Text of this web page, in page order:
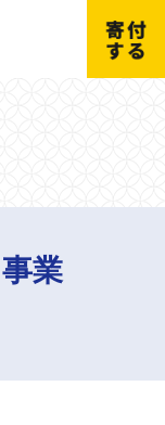
業